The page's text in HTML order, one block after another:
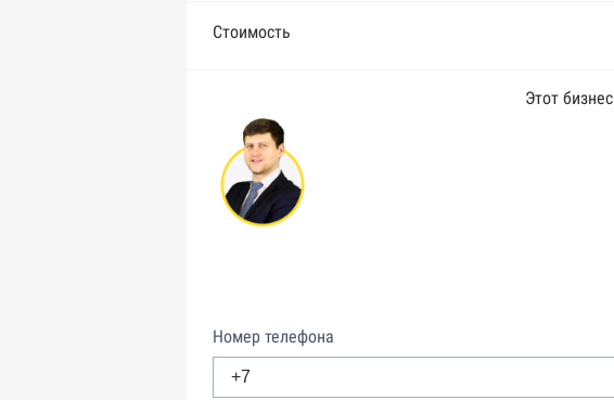
Стоимость
Этот
Номер телефона